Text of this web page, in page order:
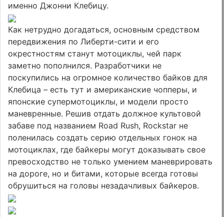
именно Джонни Клебицу.
Как нетрудно догадаться, основным средством
передвижения по Либерти-сити и его
окрестностям станут мотоциклы, чей парк
заметно пополнился. Разработчики не
поскупились на огромное количество байков для
Клебица – есть тут и американские чопперы, и
японские супермотоциклы, и модели просто
маневренные. Решив отдать должное культовой
забаве под названием Road Rush, Rockstar не
поленилась создать серию отдельных гонок на
мотоциклах, где байкеры могут доказывать свое
превосходство не только умением маневрировать
на дороге, но и битами, которые всегда готовы
обрушиться на головы незадачливых байкеров.